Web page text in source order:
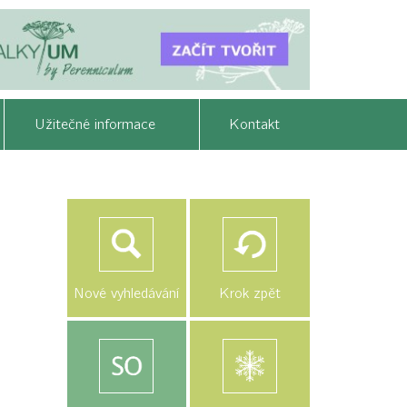
Užitečné informace Kontakt
Nové vyhledávání Krok zpět